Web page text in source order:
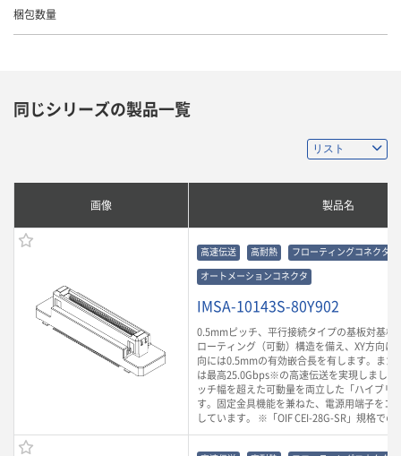
梱包数量
同じシリーズの製品一覧
画像 製品名
高速伝送 高耐熱 フローティングコネクタ
オートメーションコネクタ
IMSA-10143S-80Y902
0.5mmピッチ、平行接続タイプの基板対基板
ローティング（可動）構造を備え、XY方向に
向には0.5mmの有効嵌合長を有します。また
は最高25.0Gbps※の高速伝送を実現しました
ッチ幅を超えた可動量を両立した「ハイブリ
す。固定金具機能を兼ねた、電源用端子をコ
しています。 ※「OIF CEI-28G-SR」規格での